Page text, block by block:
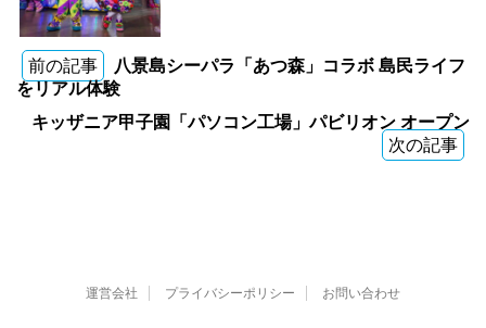
前の記事
八景島シーパラ「あつ森」コラボ 島民ライフ
をリアル体験
キッザニア甲子園「パソコン工場」パビリオン オープン
次の記事
運営会社 プライバシーポリシー お問い合わせ